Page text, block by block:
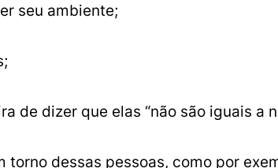
seu ambiente;
de dizer que elas “não são iguais a
dessas pessoas, como por